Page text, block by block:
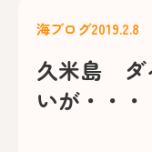
海ブログ2019.2.8
久米島 ダ
いが・・・